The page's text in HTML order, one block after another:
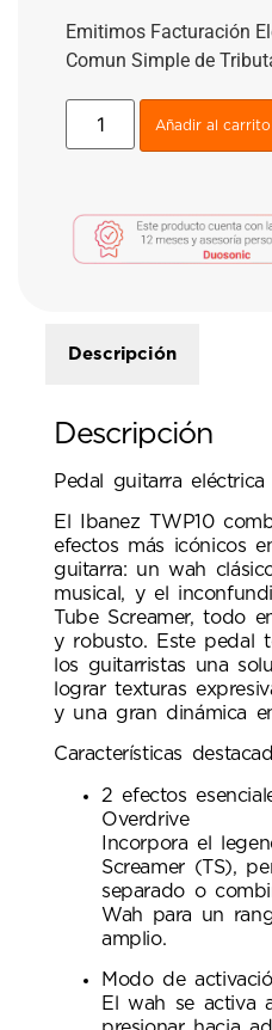
Emitimos Facturación
Comun Simple de
Añadir al carrito
Descripción
Descripción
Pedal guitarra
El Ibanez TWP10
efectos más icónicos
guitarra: un wah
musical, y el
Tube Screamer, todo
y robusto. Este pedal
los guitarristas una
lograr texturas
y una gran dinámica
Características
2 efectos
Overdrive
Incorpora el
Screamer (TS),
separado o
Wah para un
amplio.
Modo de
El wah se activa